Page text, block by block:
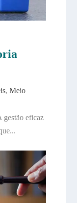
, Meio
gestão eficaz